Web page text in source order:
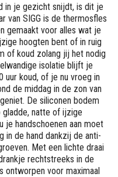
in je gezicht snijdt, is dit je
van SIGG is de thermosfles
gemaakt voor alles wat je
hoogten bent of in ruig
of koud zolang jij het nodig
isolatie blijft je
koud, of je nu vroeg in
de middag in de zon van
De siliconen bodem
natte of ijzige
je handschoenen aan moet
in de hand dankzij de anti-
Met een lichte draai
rechtstreeks in de
ontworpen voor maximaal